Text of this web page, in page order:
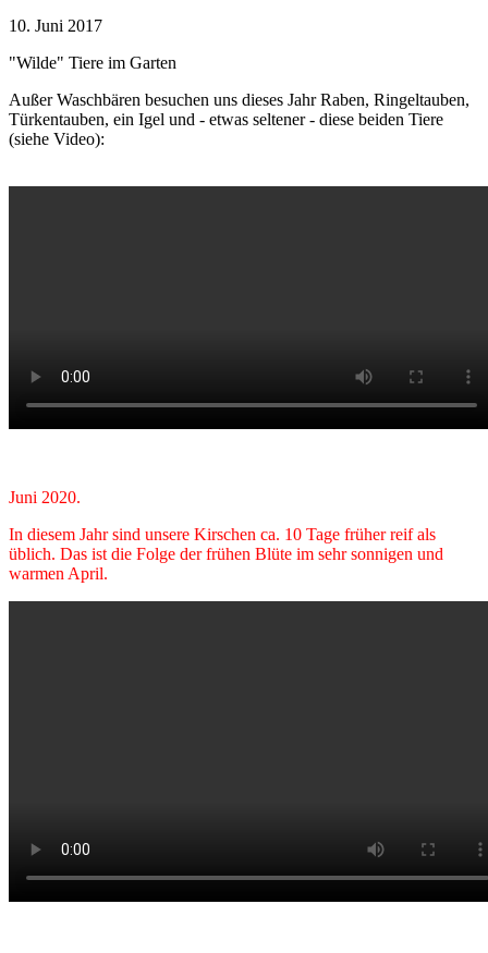
10. Juni 2017
"Wilde" Tiere im Garten
Außer Waschbären besuchen uns dieses Jahr Raben, Ringeltauben,
Türkentauben, ein Igel und - etwas seltener - diese beiden Tiere
(siehe Video):
Juni 2020.
In diesem Jahr sind unsere Kirschen ca. 10 Tage früher reif als
üblich. Das ist die Folge der frühen Blüte im sehr sonnigen und
warmen April.